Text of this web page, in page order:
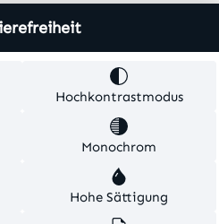
Mehrwertsteuer zzgl.
Artikelangaben sind
und ohne Gewähr.
vorbehalten. Theme by
Hochkontrastmodus
Monochrom
Hohe Sättigung